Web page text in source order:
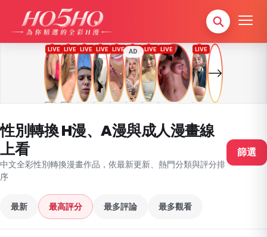
AD
性別轉換 H漫、A漫與成人漫畫線
上看
中文全彩性別轉換漫畫作品，依最新更新、熱門分類與評分排
序
篩選
最新 最高評分 最多評論 最多觀看